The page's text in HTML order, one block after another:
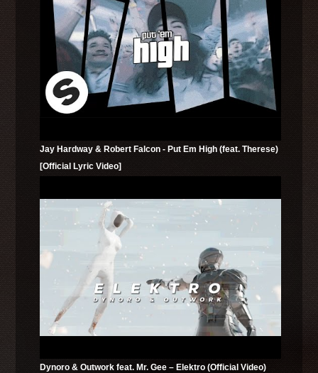
Jay Hardway & Robert Falcon - Put Em High (feat. Therese)
[Official Lyric Video]
Dynoro & Outwork feat. Mr. Gee – Elektro (Official Video)